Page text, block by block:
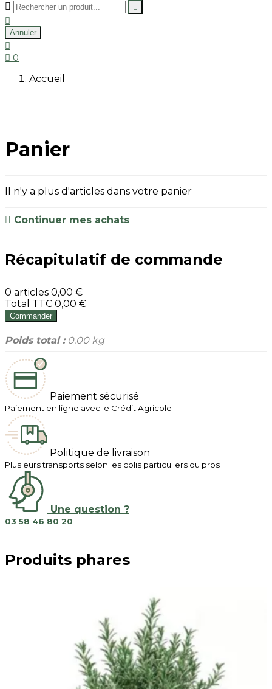



Annuler

 0
Accueil
Panier
Il n'y a plus d'articles dans votre panier
 Continuer mes achats
Récapitulatif de commande
0 articles 0,00 €
Total TTC 0,00 €
Commander
Poids total :0.00 kg
Paiement sécurisé
Paiement en ligne avec le Crédit Agricole
Politique de livraison
Plusieurs transports selon les colis particuliers ou pros
Une question ?
03 58 46 80 20
Produits phares